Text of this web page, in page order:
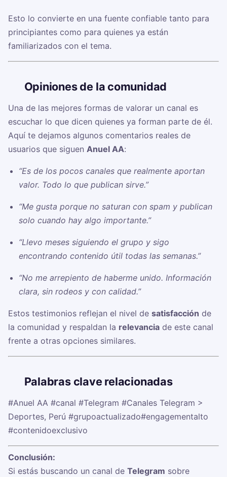
Esto lo convierte en una fuente confiable tanto para
principiantes como para quienes ya están
familiarizados con el tema.
Opiniones de la comunidad
Una de las mejores formas de valorar un canal es
escuchar lo que dicen quienes ya forman parte de él.
Aquí te dejamos algunos comentarios reales de
usuarios que siguen Anuel AA:
“Es de los pocos canales que realmente aportan
valor. Todo lo que publican sirve.”
“Me gusta porque no saturan con spam y publican
solo cuando hay algo importante.”
“Llevo meses siguiendo el grupo y sigo
encontrando contenido útil todas las semanas.”
“No me arrepiento de haberme unido. Información
clara, sin rodeos y con calidad.”
Estos testimonios reflejan el nivel de satisfacción de
la comunidad y respaldan la relevancia de este canal
frente a otras opciones similares.
Palabras clave relacionadas
#Anuel AA #canal #Telegram #Canales Telegram >
Deportes, Perú #grupoactualizado#engagementalto
#contenidoexclusivo
Conclusión:
Si estás buscando un canal de Telegram sobre